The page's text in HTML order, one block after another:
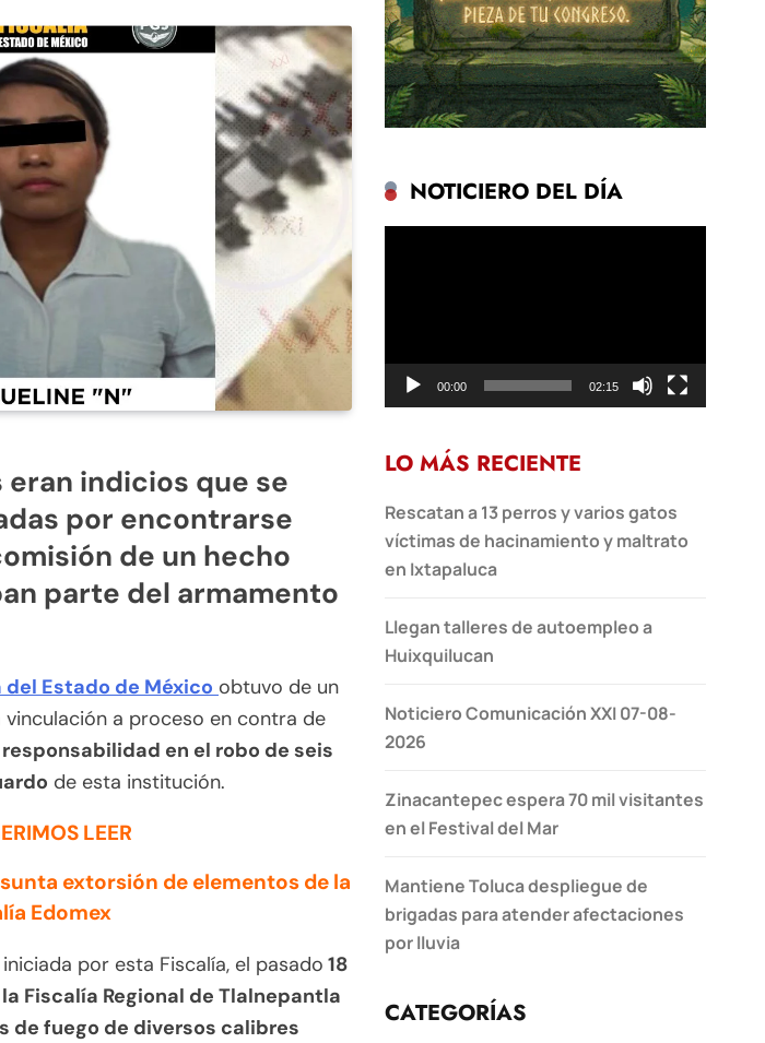
indicios que se
por encontrarse
de un hecho
parte del armamento
Estado de México obtuvo de un
vinculación a proceso en contra de
en el robo de seis
de esta institución.
LEER
extorsión de elementos de la
Edomex
por esta Fiscalía, el pasado 18
Fiscalía Regional de Tlalnepantla
de fuego de diversos calibres
NOTICIERO DEL DÍA
00:00 02:15
LO MÁS RECIENTE
Rescatan a 13 perros y varios gatos
víctimas de hacinamiento y maltrato
en Ixtapaluca
Llegan talleres de autoempleo a
Huixquilucan
Noticiero Comunicación XXI 07-08-
2026
Zinacantepec espera 70 mil visitantes
en el Festival del Mar
Mantiene Toluca despliegue de
brigadas para atender afectaciones
por lluvia
CATEGORÍAS